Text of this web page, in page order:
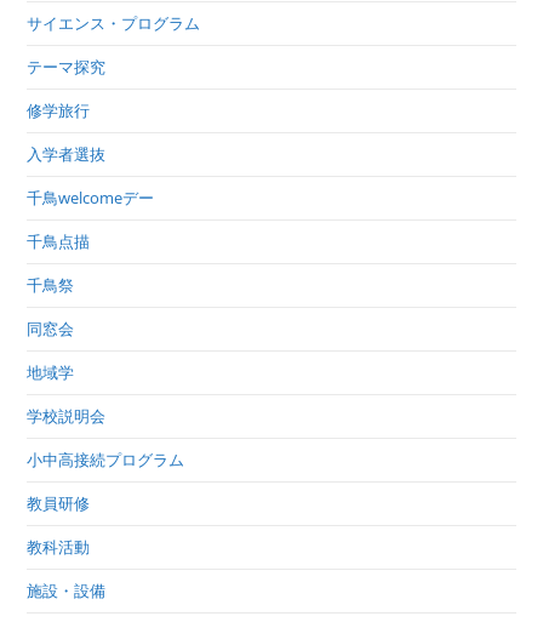
サイエンス・プログラム
テーマ探究
修学旅行
入学者選抜
千鳥welcomeデー
千鳥点描
千鳥祭
同窓会
地域学
学校説明会
小中高接続プログラム
教員研修
教科活動
施設・設備